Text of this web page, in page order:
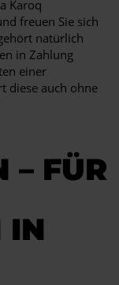
Karoq
freuen Sie sich
natürlich
in Zahlung
einer
diese auch ohne
– FÜR
IN